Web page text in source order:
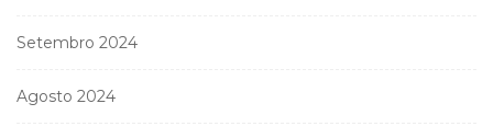
Setembro 2024
Agosto 2024